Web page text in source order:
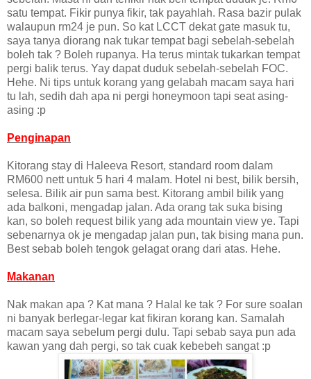
satu tempat. Fikir punya fikir, tak payahlah. Rasa bazir pulak
walaupun rm24 je pun. So kat LCCT dekat gate masuk tu,
saya tanya diorang nak tukar tempat bagi sebelah-sebelah
boleh tak ? Boleh rupanya. Ha terus mintak tukarkan tempat
pergi balik terus. Yay dapat duduk sebelah-sebelah FOC.
Hehe. Ni tips untuk korang yang gelabah macam saya hari
tu lah, sedih dah apa ni pergi honeymoon tapi seat asing-
asing :p
Penginapan
Kitorang stay di Haleeva Resort, standard room dalam
RM600 nett untuk 5 hari 4 malam. Hotel ni best, bilik bersih,
selesa. Bilik air pun sama best. Kitorang ambil bilik yang
ada balkoni, mengadap jalan. Ada orang tak suka bising
kan, so boleh request bilik yang ada mountain view ye. Tapi
sebenarnya ok je mengadap jalan pun, tak bising mana pun.
Best sebab boleh tengok gelagat orang dari atas. Hehe.
Makanan
Nak makan apa ? Kat mana ? Halal ke tak ? For sure soalan
ni banyak berlegar-legar kat fikiran korang kan. Samalah
macam saya sebelum pergi dulu. Tapi sebab saya pun ada
kawan yang dah pergi, so tak cuak kebebeh sangat :p